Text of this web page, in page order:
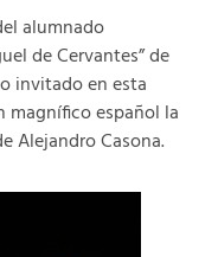
alumnado
de Cervantes” de
invitado en esta
magnífico español la
Alejandro Casona.